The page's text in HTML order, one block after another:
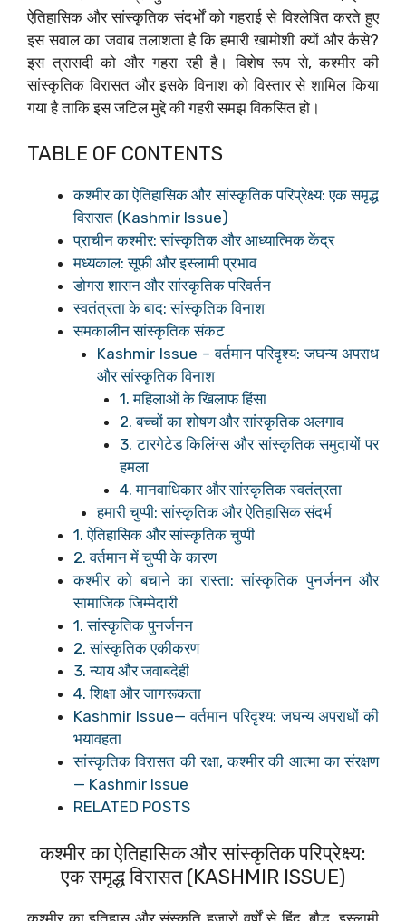
ऐतिहासिक और सांस्कृतिक संदर्भों को गहराई से विश्लेषित करते हुए
इस सवाल का जवाब तलाशता है कि हमारी खामोशी क्यों और कैसे?
इस त्रासदी को और गहरा रही है। विशेष रूप से, कश्मीर की
सांस्कृतिक विरासत और इसके विनाश को विस्तार से शामिल किया
गया है ताकि इस जटिल मुद्दे की गहरी समझ विकसित हो।
TABLE OF CONTENTS
कश्मीर का ऐतिहासिक और सांस्कृतिक परिप्रेक्ष्य: एक समृद्ध
विरासत (Kashmir Issue)
प्राचीन कश्मीर: सांस्कृतिक और आध्यात्मिक केंद्र
मध्यकाल: सूफी और इस्लामी प्रभाव
डोगरा शासन और सांस्कृतिक परिवर्तन
स्वतंत्रता के बाद: सांस्कृतिक विनाश
समकालीन सांस्कृतिक संकट
Kashmir Issue – वर्तमान परिदृश्य: जघन्य अपराध
और सांस्कृतिक विनाश
1. महिलाओं के खिलाफ हिंसा
2. बच्चों का शोषण और सांस्कृतिक अलगाव
3. टारगेटेड किलिंग्स और सांस्कृतिक समुदायों पर
हमला
4. मानवाधिकार और सांस्कृतिक स्वतंत्रता
हमारी चुप्पी: सांस्कृतिक और ऐतिहासिक संदर्भ
1. ऐतिहासिक और सांस्कृतिक चुप्पी
2. वर्तमान में चुप्पी के कारण
कश्मीर को बचाने का रास्ता: सांस्कृतिक पुनर्जनन और
सामाजिक जिम्मेदारी
1. सांस्कृतिक पुनर्जनन
2. सांस्कृतिक एकीकरण
3. न्याय और जवाबदेही
4. शिक्षा और जागरूकता
Kashmir Issue— वर्तमान परिदृश्य: जघन्य अपराधों की
भयावहता
सांस्कृतिक विरासत की रक्षा, कश्मीर की आत्मा का संरक्षण
— Kashmir Issue
RELATED POSTS
कश्मीर का ऐतिहासिक और सांस्कृतिक परिप्रेक्ष्य:
एक समृद्ध विरासत (KASHMIR ISSUE)